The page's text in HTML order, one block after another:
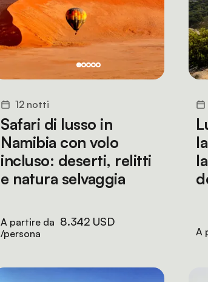
12 notti
Safari di lusso in
Namibia con volo
incluso: deserti, relitti
e natura selvaggia
A partire da 8.342 USD
/persona A